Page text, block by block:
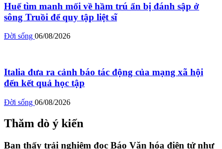
Huế tìm manh mối về hầm trú ẩn bị đánh sập ở
sông Truồi để quy tập liệt sĩ
Đời sống 06/08/2026
Italia đưa ra cảnh báo tác động của mạng xã hội
đến kết quả học tập
Đời sống 06/08/2026
Thăm dò ý kiến
Bạn thấy trải nghiệm đọc Báo Văn hóa điện tử như